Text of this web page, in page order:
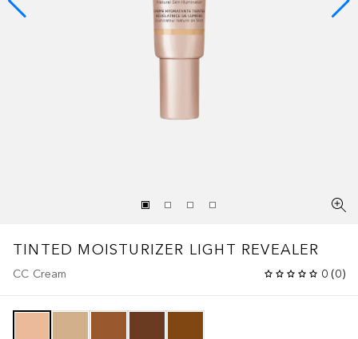
TINTED MOISTURIZER LIGHT REVEALER
CC Cream 0 (0)